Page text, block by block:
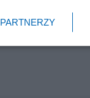
PARTNERZY